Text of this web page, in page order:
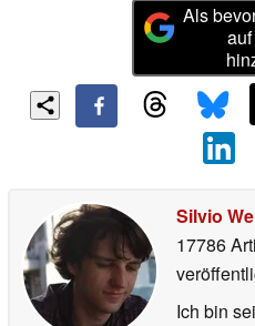
Als
Silvio
17786
Ich bin